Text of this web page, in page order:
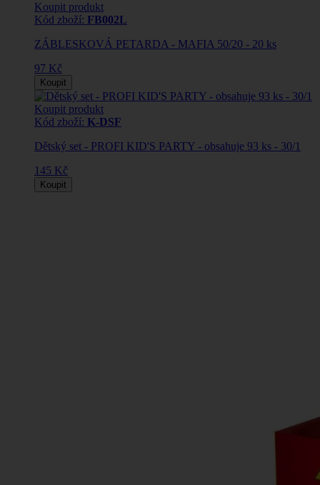
Koupit produkt
Kód zboží: FB002L
ZÁBLESKOVÁ PETARDA - MAFIA 50/20 - 20 ks
97 Kč
Koupit
Koupit produkt
Kód zboží: K-DSF
Dětský set - PROFI KID'S PARTY - obsahuje 93 ks - 30/1
145 Kč
Koupit